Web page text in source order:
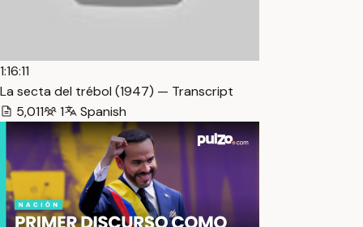
1:16:11
La secta del trébol (1947) — Transcript
5,011
1 Spanish